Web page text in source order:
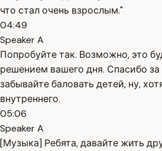
что стал очень взрослым."
04:49
Speaker A
Попробуйте так. Возможно, это
решением вашего дня. Спасибо
забывайте баловать детей, ну,
внутреннего.
05:06
Speaker A
[Музыка] Ребята, давайте жить